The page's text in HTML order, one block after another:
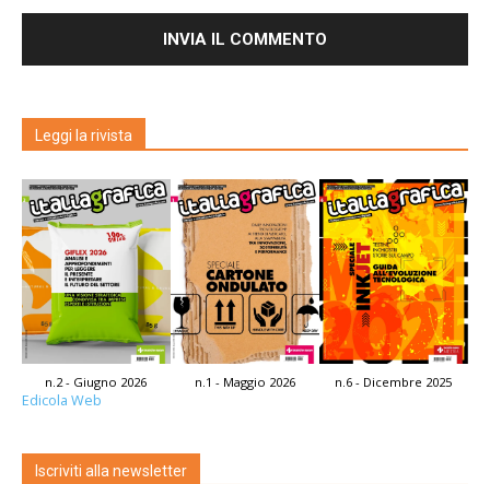
Leggi la rivista
n.2 - Giugno 2026 n.1 - Maggio 2026 n.6 - Dicembre 2025
Edicola Web
Iscriviti alla newsletter